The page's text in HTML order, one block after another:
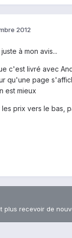
2012
à mon avis...
c'est livré avec
qu'une page
est mieux
prix vers le bas,
plus recevoir de